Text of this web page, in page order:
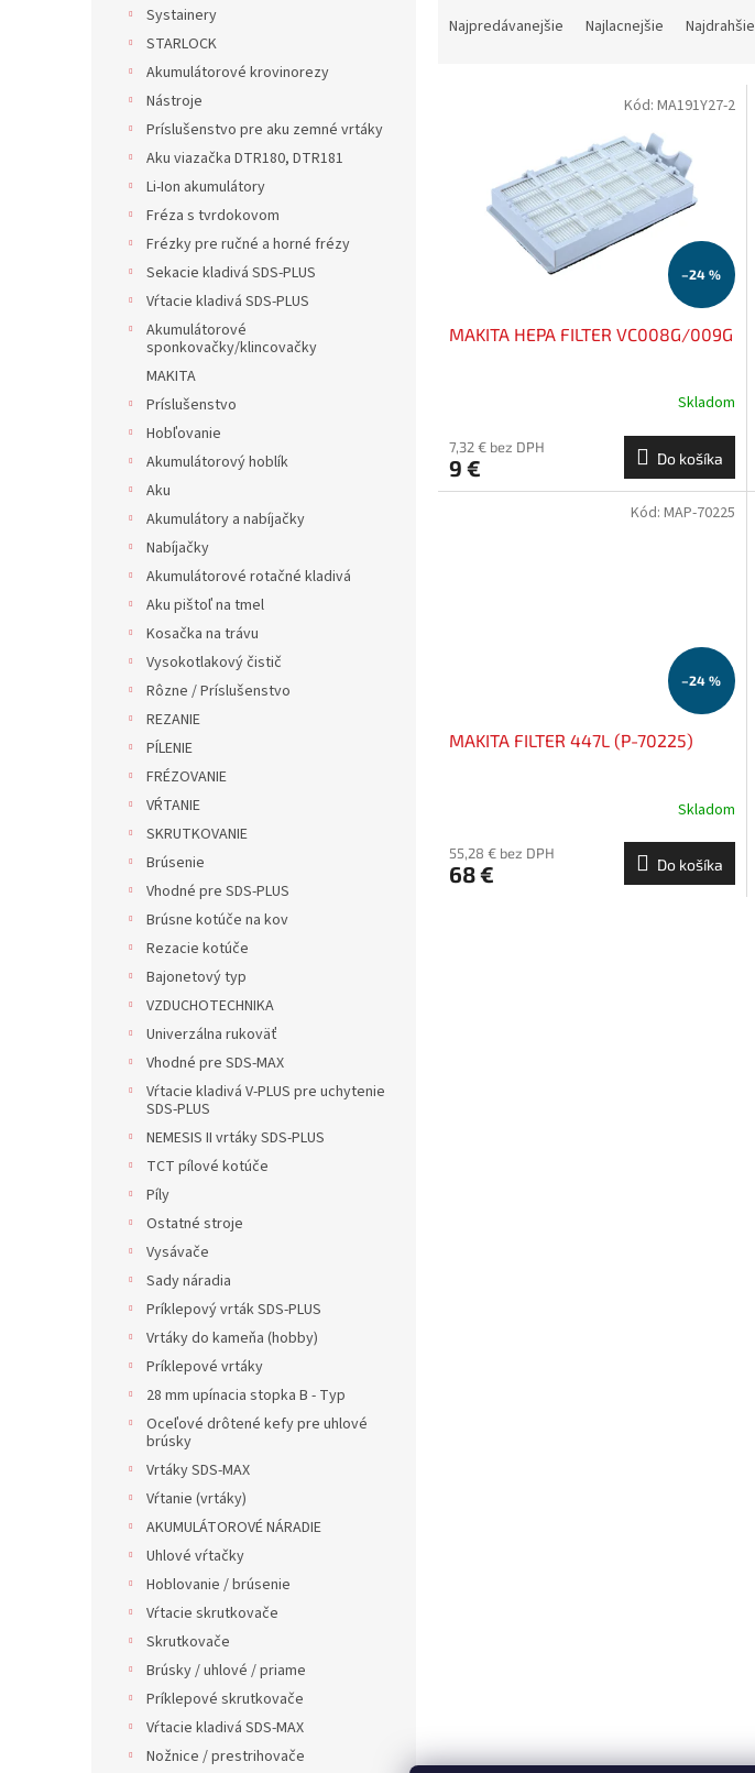
Systainery
STARLOCK
Akumulátorové krovinorezy
Nástroje
Príslušenstvo pre aku zemné vrtáky
Aku viazačka DTR180, DTR181
Li-Ion akumulátory
Fréza s tvrdokovom
Frézky pre ručné a horné frézy
Sekacie kladivá SDS-PLUS
Vŕtacie kladivá SDS-PLUS
Akumulátorové
sponkovačky/klincovačky
MAKITA
Príslušenstvo
Hobľovanie
Akumulátorový hoblík
Aku
Akumulátory a nabíjačky
Nabíjačky
Akumulátorové rotačné kladivá
Aku pištoľ na tmel
Kosačka na trávu
Vysokotlakový čistič
Rôzne / Príslušenstvo
REZANIE
PÍLENIE
FRÉZOVANIE
VŔTANIE
SKRUTKOVANIE
Brúsenie
Vhodné pre SDS-PLUS
Brúsne kotúče na kov
Rezacie kotúče
Bajonetový typ
VZDUCHOTECHNIKA
Univerzálna rukoväť
Vhodné pre SDS-MAX
Vŕtacie kladivá V-PLUS pre uchytenie
SDS-PLUS
NEMESIS II vrtáky SDS-PLUS
TCT pílové kotúče
Píly
Ostatné stroje
Vysávače
Sady náradia
Príklepový vrták SDS-PLUS
Vrtáky do kameňa (hobby)
Príklepové vrtáky
28 mm upínacia stopka B - Typ
Oceľové drôtené kefy pre uhlové
brúsky
Vrtáky SDS-MAX
Vŕtanie (vrtáky)
AKUMULÁTOROVÉ NÁRADIE
Uhlové vŕtačky
Hoblovanie / brúsenie
Vŕtacie skrutkovače
Skrutkovače
Brúsky / uhlové / priame
Príklepové skrutkovače
Vŕtacie kladivá SDS-MAX
Nožnice / prestrihovače
Najpredávanejšie Najlacnejšie Najdrahšie
–24 %
MAKITA HEPA FILTER VC008G/009G
Skladom
7,32 € bez DPH
9 € Do košíka
Kód: MA191Y27-2
–24 %
MAKITA FILTER 447L (P-70225)
Skladom
55,28 € bez DPH
68 € Do košíka
Kód: MAP-70225